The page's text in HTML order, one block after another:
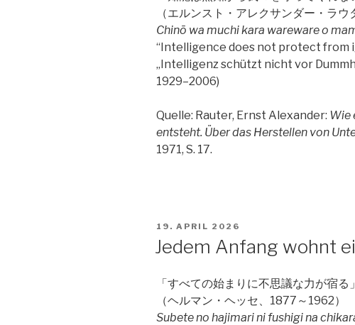
（エルンスト・アレクサンダー・ラ
Chinō wa muchi kara wareware o
“Intelligence does not protect from
„Intelligenz schützt nicht vor
1929–2006)
Quelle: Rauter, Ernst Alexander: Wie
entsteht. Über das Herstellen von
1971, S. 17.
VERÖFFENTLICHT
19. APRIL 2026
Jedem Anfang wohnt
「すべての始まりに不思議な力が宿る」
（ヘルマン・ヘッセ、1877～1962）
Subete no hajimari ni fushigi na